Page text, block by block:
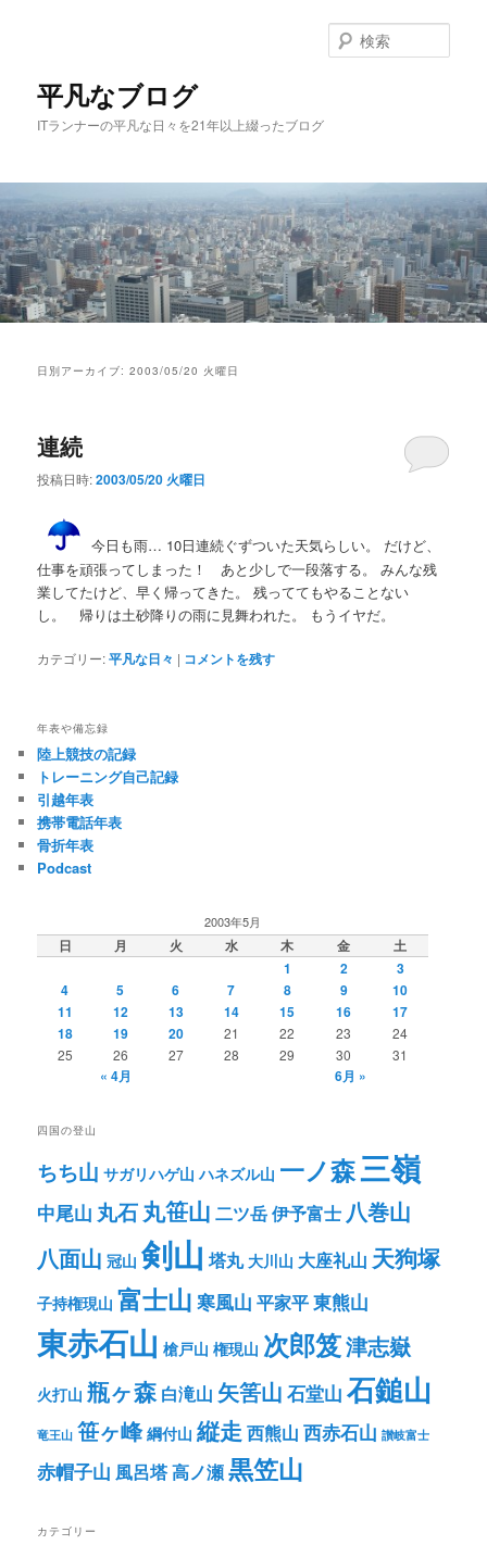
移
動
動
平凡なブログ
ITランナーの平凡な日々を21年以上綴ったブログ
索
日別アーカイブ:2003/05/20 火曜日
連続
投稿日時:2003/05/20 火曜日
今日も雨… 10日連続ぐずついた天気らしい。 だけど、
仕事を頑張ってしまった！ あと少しで一段落する。 みんな残
業してたけど、早く帰ってきた。 残っててもやることない
し。 帰りは土砂降りの雨に見舞われた。 もうイヤだ。
カテゴリー:平凡な日々 | コメントを残す
年表や備忘録
陸上競技の記録
トレーニング自己記録
引越年表
携帯電話年表
骨折年表
Podcast
2003年5月
日 月 火 水 木 金
土
1
2
3
4
5 6 7 8 9
10
11
12 13 14 15 16
17
18
19 20 21 22 23
24
25
26 27 28 29 30 31
« 4月 6月 »
四国の登山
ちち山 サガリハゲ山 ハネズル山 一ノ森三嶺
中尾山 丸石丸笹山 二ツ岳伊予富士 八巻山
八面山 冠山 剣山 塔丸 大川山 大座礼山 天狗塚
子持権現山 富士山 寒風山 平家平東熊山
東赤石山 槍戸山 権現山 次郎笈津志嶽
火打山 瓶ヶ森 白滝山 矢筈山 石堂山 石鎚山
竜王山 笹ヶ峰 綱付山 縦走 西熊山 西赤石山 讃岐富士
赤帽子山 風呂塔高ノ瀬黒笠山
カテゴリー